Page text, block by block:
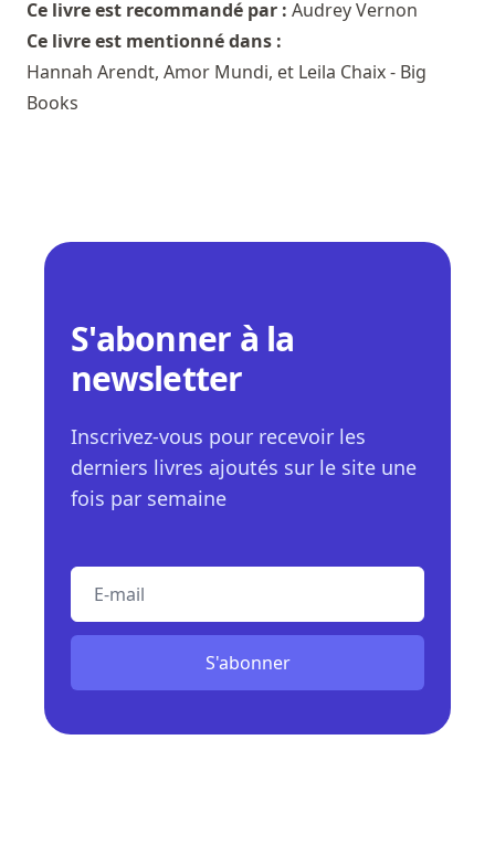
Ce livre est recommandé par : Audrey Vernon
Ce livre est mentionné dans :
Hannah Arendt, Amor Mundi, et Leila Chaix - Big
Books
S'abonner à la
newsletter
Inscrivez-vous pour recevoir les
derniers livres ajoutés sur le site une
fois par semaine
S'abonner